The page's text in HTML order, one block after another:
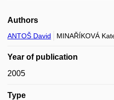
Authors
ANTOŠ David MINAŘÍKOVÁ
Year of publication
2005
Type